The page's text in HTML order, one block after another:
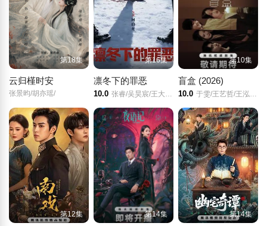
第18集
云归槿时安
张景昀/胡亦瑶/
第16集
凛冬下的罪恶
10.0 张睿/吴昊宸/王大奇/孙之鸿/
第10集
盲盒 (2026)
10.0 于雯/王艺哲/王泓鑫/卜冠今/
第12集 第14集 第14集